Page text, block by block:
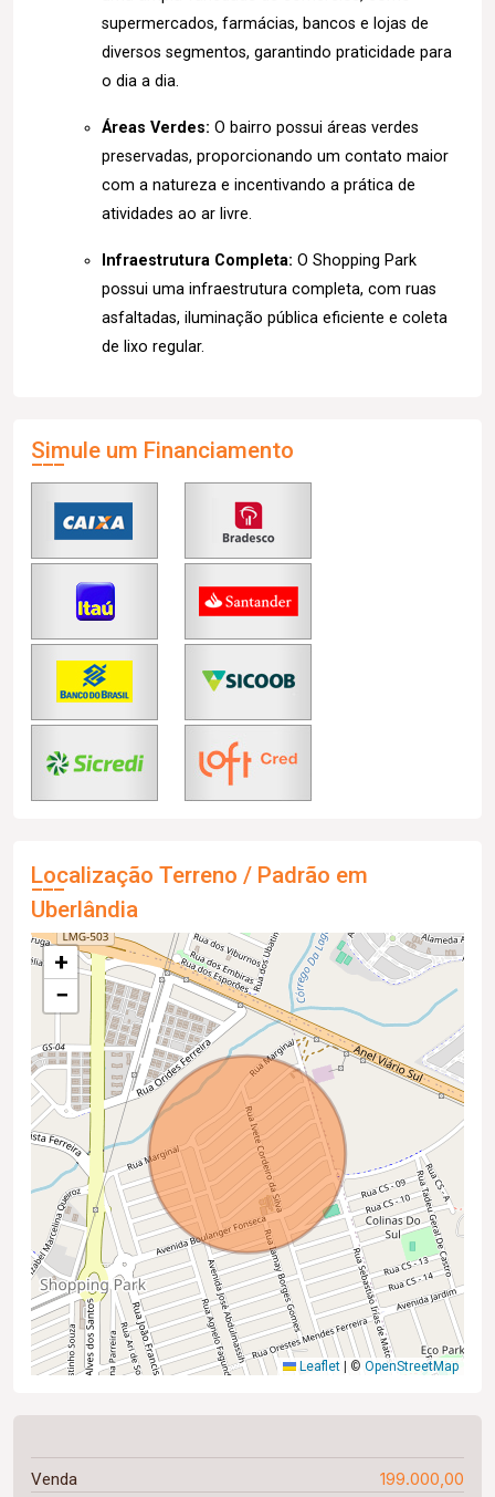
supermercados, farmácias, bancos e lojas de
diversos segmentos, garantindo praticidade para
o dia a dia.
Áreas Verdes: O bairro possui áreas verdes
preservadas, proporcionando um contato maior
com a natureza e incentivando a prática de
atividades ao ar livre.
Infraestrutura Completa: O Shopping Park
possui uma infraestrutura completa, com ruas
asfaltadas, iluminação pública eficiente e coleta
de lixo regular.
Simule um Financiamento
Localização Terreno / Padrão em
Uberlândia
+
−
Leaflet © OpenStreetMap
Venda 199.000,00